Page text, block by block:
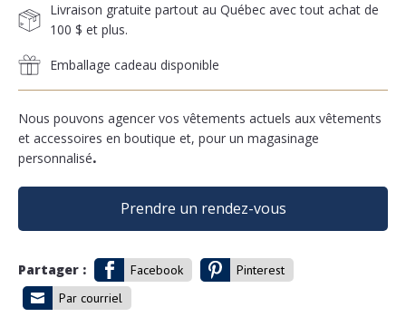
Livraison gratuite partout au Québec avec tout achat de
100 $ et plus.
Emballage cadeau disponible
Nous pouvons agencer vos vêtements actuels aux vêtements
et accessoires en boutique et, pour un magasinage
personnalisé.
Prendre un rendez-vous
Partager : Facebook
Pinterest
Par courriel